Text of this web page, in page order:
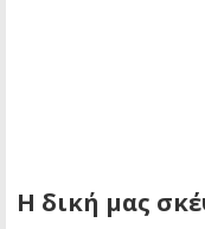
Η δική μας